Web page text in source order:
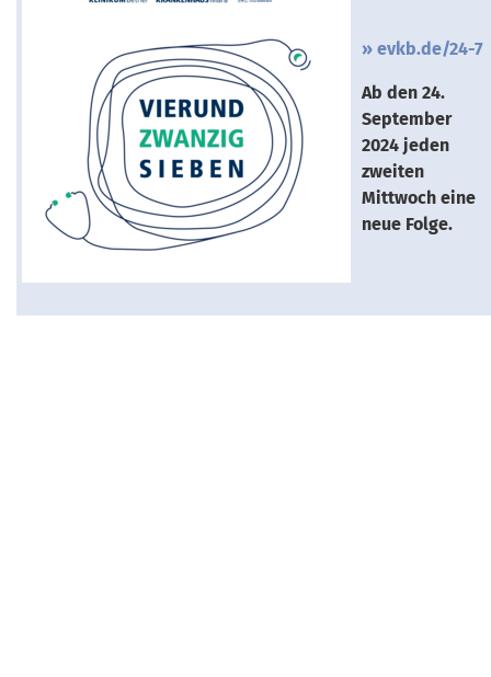
evkb.de/24-7
Ab den 24.
September
2024 jeden
zweiten
Mittwoch eine
neue Folge.